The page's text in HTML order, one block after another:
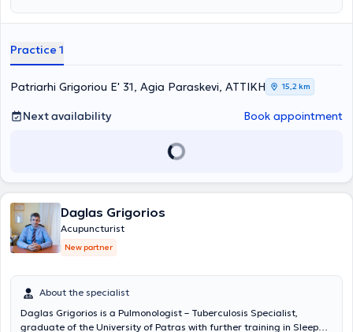
teams from the Greek Super League, providing his services.
Practice 1
Patriarhi Grigoriou E' 31, Agia Paraskevi, ΑΤΤΙΚΗ 15,2 km
Next availability Book appointment
Daglas Grigorios
Acupuncturist
New partner
About the specialist
Daglas Grigorios is a Pulmonologist – Tuberculosis Specialist,
graduate of the University of Patras with further training in Sleep